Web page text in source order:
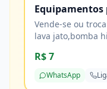
Equipamentos
Vende-se ou
lava jato,bomba hidromar bh
litros 2 tamores
de mangueiras
R$ 7
WhatsApp